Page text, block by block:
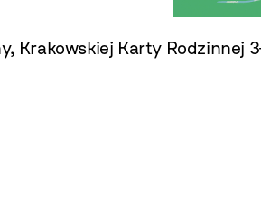
Krakowskiej Karty Rodzinnej